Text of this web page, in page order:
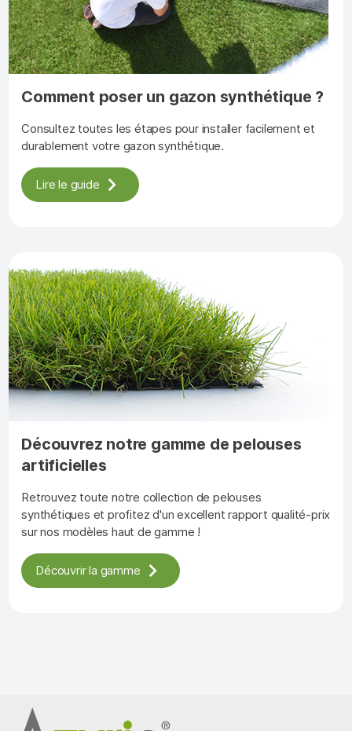
Comment poser un gazon synthétique ?
Consultez toutes les étapes pour installer facilement et
durablement votre gazon synthétique.
Lire le guide
Découvrez notre gamme de pelouses
artificielles
Retrouvez toute notre collection de pelouses
synthétiques et profitez d'un excellent rapport qualité-prix
sur nos modèles haut de gamme !
Découvrir la gamme